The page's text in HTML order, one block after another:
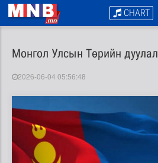
CHART
Монгол Улсын Төрийн дуулал
2026-06-04 05:56:48